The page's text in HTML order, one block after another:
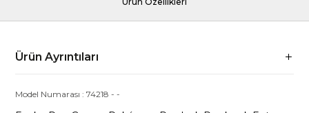
Ürün Ayrıntıları
Model Numarası :74218 --